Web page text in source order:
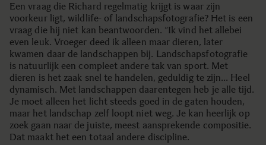
Een vraag die Richard regelmatig krijgt is waar zijn
voorkeur ligt, wildlife- of landschapsfotografie? Het is een
vraag die hij niet kan beantwoorden. “Ik vind het allebei
even leuk. Vroeger deed ik alleen maar dieren, later
kwamen daar de landschappen bij. Landschapsfotografie
is natuurlijk een compleet andere tak van sport. Met
dieren is het zaak snel te handelen, geduldig te zijn… Heel
dynamisch. Met landschappen daarentegen heb je alle tijd.
Je moet alleen het licht steeds goed in de gaten houden,
maar het landschap zelf loopt niet weg. Je kan heerlijk op
zoek gaan naar de juiste, meest aansprekende compositie.
Dat maakt het een totaal andere discipline.